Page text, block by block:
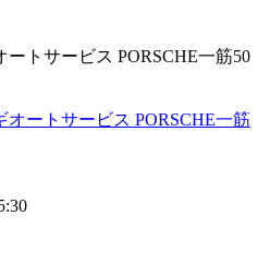
トサービス PORSCHE一筋50